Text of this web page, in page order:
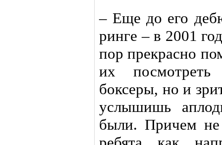
– Еще до его
ринге – в 2001
пор прекрасно
их
боксеры, но и
услышишь
были. Причем не